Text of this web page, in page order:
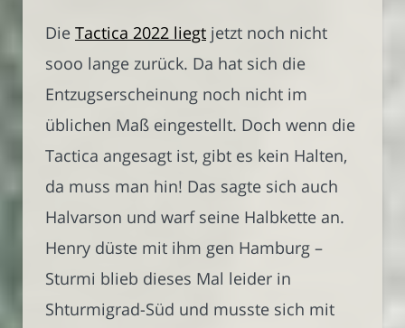
Die Tactica 2022 liegt jetzt noch nicht
sooo lange zurück. Da hat sich die
Entzugserscheinung noch nicht im
üblichen Maß eingestellt. Doch wenn die
Tactica angesagt ist, gibt es kein Halten,
da muss man hin! Das sagte sich auch
Halvarson und warf seine Halbkette an.
Henry düste mit ihm gen Hamburg –
Sturmi blieb dieses Mal leider in
Shturmigrad-Süd und musste sich mit